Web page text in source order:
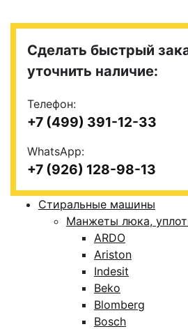
Сделать быстрый
уточнить наличие:
Телефон:
+7 (499) 391-12-33
WhatsApp:
+7 (926) 128-98-13
Стиральные машины
Манжеты люка,
ARDO
Ariston
Indesit
Beko
Blomberg
Bosch